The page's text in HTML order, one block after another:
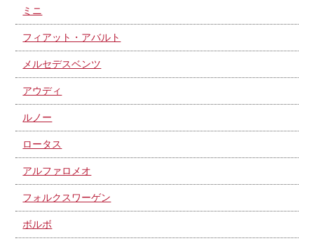
ミニ
フィアット・アバルト
メルセデスベンツ
アウディ
ルノー
ロータス
アルファロメオ
フォルクスワーゲン
ボルボ